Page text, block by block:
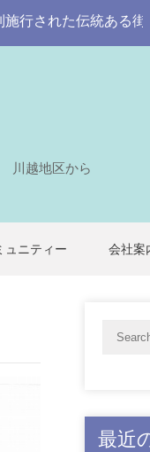
統ある街。 この川
川越地区から
ュニティー 会社案
最近